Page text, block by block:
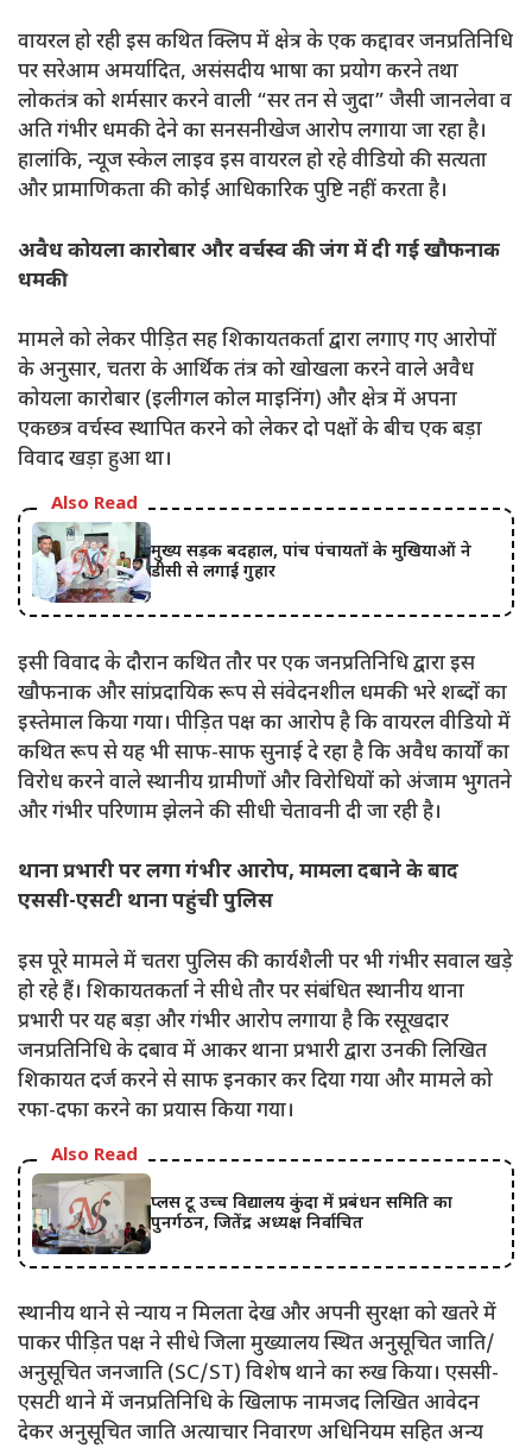
वायरल हो रही इस कथित क्लिप में क्षेत्र के एक कद्दावर जनप्रतिनिधि
पर सरेआम अमर्यादित, असंसदीय भाषा का प्रयोग करने तथा
लोकतंत्र को शर्मसार करने वाली “सर तन से जुदा” जैसी जानलेवा व
अति गंभीर धमकी देने का सनसनीखेज आरोप लगाया जा रहा है।
हालांकि, न्यूज स्केल लाइव इस वायरल हो रहे वीडियो की सत्यता
और प्रामाणिकता की कोई आधिकारिक पुष्टि नहीं करता है।
अवैध कोयला कारोबार और वर्चस्व की जंग में दी गई खौफनाक
धमकी
मामले को लेकर पीड़ित सह शिकायतकर्ता द्वारा लगाए गए आरोपों
के अनुसार, चतरा के आर्थिक तंत्र को खोखला करने वाले अवैध
कोयला कारोबार (इलीगल कोल माइनिंग) और क्षेत्र में अपना
एकछत्र वर्चस्व स्थापित करने को लेकर दो पक्षों के बीच एक बड़ा
विवाद खड़ा हुआ था।
Also Read
मुख्य सड़क बदहाल, पांच पंचायतों के मुखियाओं ने
डीसी से लगाई गुहार
इसी विवाद के दौरान कथित तौर पर एक जनप्रतिनिधि द्वारा इस
खौफनाक और सांप्रदायिक रूप से संवेदनशील धमकी भरे शब्दों का
इस्तेमाल किया गया। पीड़ित पक्ष का आरोप है कि वायरल वीडियो में
कथित रूप से यह भी साफ-साफ सुनाई दे रहा है कि अवैध कार्यों का
विरोध करने वाले स्थानीय ग्रामीणों और विरोधियों को अंजाम भुगतने
और गंभीर परिणाम झेलने की सीधी चेतावनी दी जा रही है।
थाना प्रभारी पर लगा गंभीर आरोप, मामला दबाने के बाद
एससी-एसटी थाना पहुंची पुलिस
इस पूरे मामले में चतरा पुलिस की कार्यशैली पर भी गंभीर सवाल खड़े
हो रहे हैं। शिकायतकर्ता ने सीधे तौर पर संबंधित स्थानीय थाना
प्रभारी पर यह बड़ा और गंभीर आरोप लगाया है कि रसूखदार
जनप्रतिनिधि के दबाव में आकर थाना प्रभारी द्वारा उनकी लिखित
शिकायत दर्ज करने से साफ इनकार कर दिया गया और मामले को
रफा-दफा करने का प्रयास किया गया।
Also Read
प्लस टू उच्च विद्यालय कुंदा में प्रबंधन समिति का
पुनर्गठन, जितेंद्र अध्यक्ष निर्वाचित
स्थानीय थाने से न्याय न मिलता देख और अपनी सुरक्षा को खतरे में
पाकर पीड़ित पक्ष ने सीधे जिला मुख्यालय स्थित अनुसूचित जाति/
अनुसूचित जनजाति (SC/ST) विशेष थाने का रुख किया। एससी-
एसटी थाने में जनप्रतिनिधि के खिलाफ नामजद लिखित आवेदन
देकर अनुसूचित जाति अत्याचार निवारण अधिनियम सहित अन्य